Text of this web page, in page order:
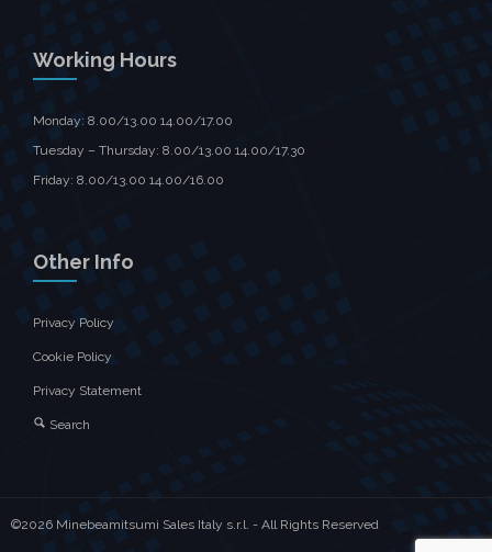
Working Hours
Monday: 8.00/13.00 14.00/17.00
Tuesday – Thursday: 8.00/13.00 14.00/17.30
Friday: 8.00/13.00 14.00/16.00
Other Info
Privacy Policy
Cookie Policy
Privacy Statement
Search
©2026 Minebeamitsumi Sales Italy s.r.l. - All Rights Reserved